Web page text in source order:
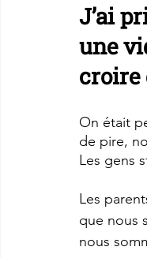
J’ai
une
croire
On était
de pire,
Les gens
Les
que nous
nous